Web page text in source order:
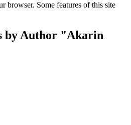
browser. Some features of this site
by Author "Akarin